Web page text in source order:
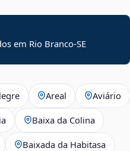
em Rio Branco-SE
Areal Aviário
Baixa da Colina
Baixada da Habitasa